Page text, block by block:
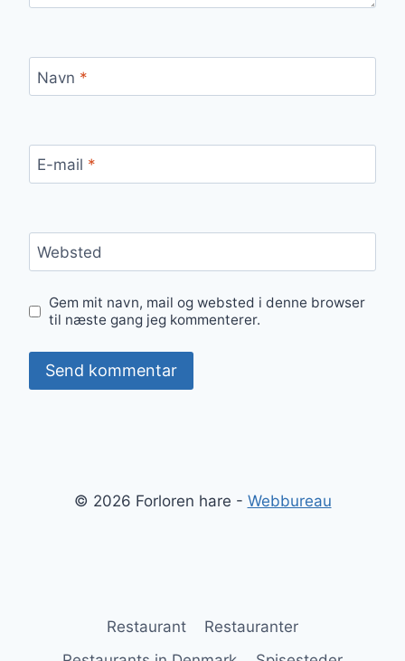
Navn *
E-mail *
Websted
Gem mit navn, mail og websted i denne browser
til næste gang jeg kommenterer.
© 2026 Forloren hare - Webbureau
Restaurant
Restauranter